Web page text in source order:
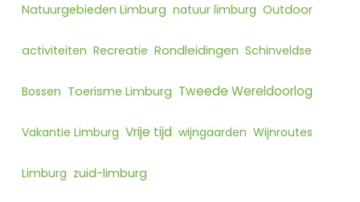
Natuurgebieden Limburg natuur limburg Outdoor
activiteiten Recreatie Rondleidingen Schinveldse
Bossen Toerisme Limburg Tweede Wereldoorlog
Vakantie Limburg Vrije tijd wijngaarden Wijnroutes
Limburg zuid-limburg